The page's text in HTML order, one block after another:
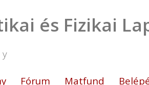
és Fizikai
Fórum Matfund